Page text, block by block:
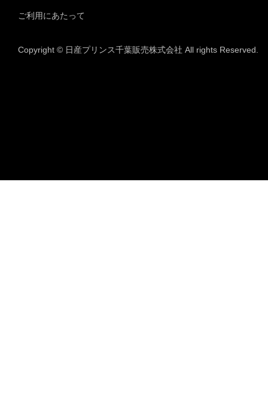
ご利用にあたって
Copyright © 日産プリンス千葉販売株式会社 All rights Reserved.